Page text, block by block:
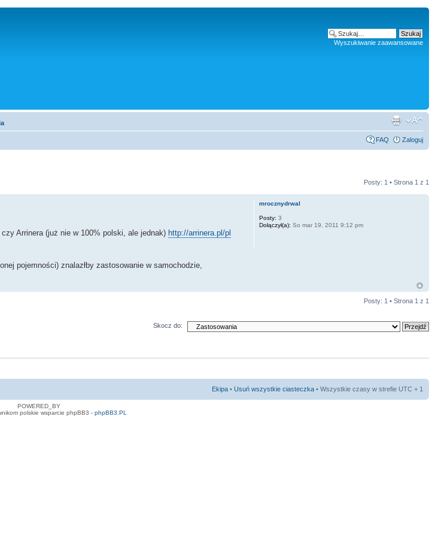
Wyszukiwanie zaawansowane
FAQ Zaloguj
Posty: 1 • Strona 1 z 1
Arrinera (już nie w 100% polski, ale jednak) http://arrinera.pl/pl
pojemności) znalazłby zastosowanie w samochodzie,
mrocznydrwal
Posty: 3
Dołączył(a): So mar 19, 2011 9:12 pm
Posty: 1 • Strona 1 z 1
Skocz do:
Ekipa • Usuń wszystkie ciasteczka • Wszystkie czasy w strefie UTC + 1
POWERED_BY
polskie wsparcie phpBB3 - phpBB3.PL